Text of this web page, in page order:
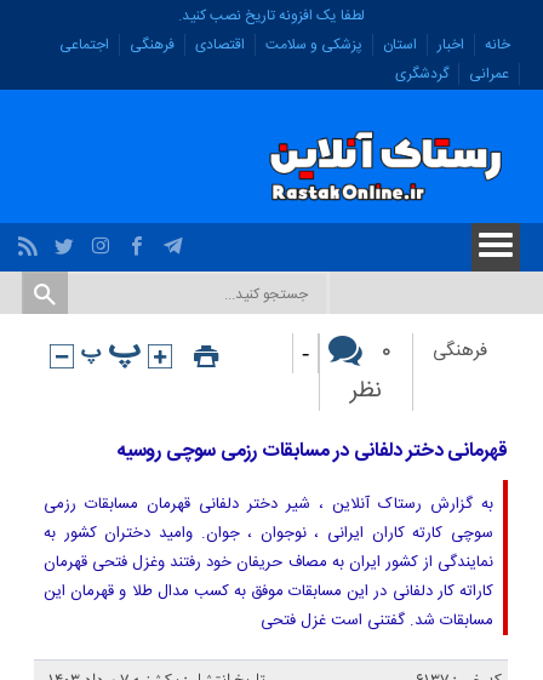
لطفا یک افزونه تاریخ نصب کنید.
خانه
اخبار استان پزشکی و سلامت اقتصادی فرهنگی
اجتماعی
عمرانی
گردشگری
فرهنگی
۰
نظر
-
قهرمانی دختر دلفانی در مسابقات رزمی سوچی روسیه
به گزارش رستاک آنلاین ، شیر دختر دلفانی قهرمان مسابقات رزمی
سوچی کارته کاران ایرانی ، نوجوان ، جوان. وامید دختران کشور به
نمایندگی از کشور ایران به مصاف حریفان خود رفتند وغزل فتحی قهرمان
کاراته کار دلفانی در این مسابقات موفق به کسب مدال طلا و قهرمان این
مسابقات شد. گفتنی است غزل فتحی